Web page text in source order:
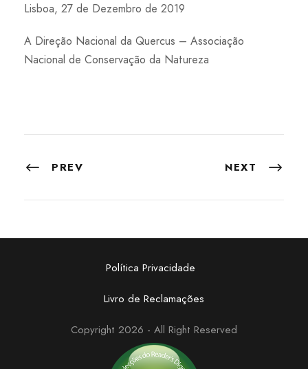
Lisboa, 27 de Dezembro de 2019
A Direção Nacional da Quercus – Associação
Nacional de Conservação da Natureza
PREV NEXT
Política Privacidade
Livro de Reclamações
Copyright 2026 - All Right Reserved